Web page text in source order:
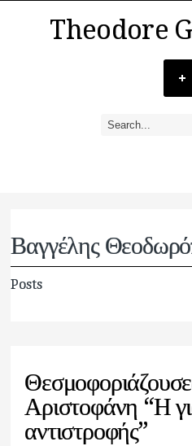
Theodore
Βαγγέλης
Posts
Αριστοφάνη “Η
αντιστροφής”